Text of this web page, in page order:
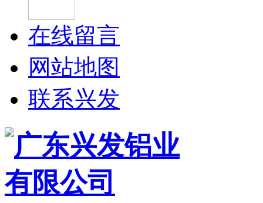
在线留言
网站地图
联系兴发